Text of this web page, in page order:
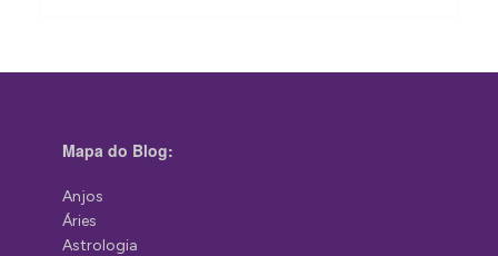
Mapa do Blog:
Anjos
Áries
Astrologia